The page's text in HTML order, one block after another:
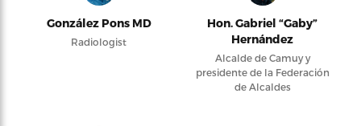
González Pons MD
Radiologist
Hon. Gabriel “Gaby”
Hernández
Alcalde de Camuy y
presidente de la Federación
de Alcaldes